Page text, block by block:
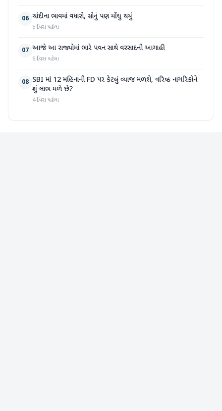
06 ચાંદીના ભાવમાં વધારો, સોનું પણ મોંઘુ થયું
5 દિવસ પહેલા
07 આજે આ રાજ્યોમાં ભારે પવન સાથે વરસાદની આગાહી
6 દિવસ પહેલા
08 SBI માં 12 મહિનાની FD પર કેટલું વ્યાજ મળશે, વરિષ્ઠ નાગરિકોને
શું લાભ મળે છે?
4 દિવસ પહેલા